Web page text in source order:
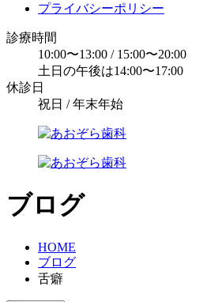
プライバシーポリシー
診療時間
10:00〜13:00 / 15:00〜20:00
土日の午後は14:00〜17:00
休診日
祝日 / 年末年始
ブログ
HOME
ブログ
舌癖